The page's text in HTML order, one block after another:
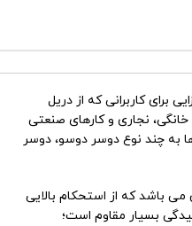
برای کاربرانی که از دریل
نجاری و کارهای صنعتی
چند نوع دوسر دوسو، دوسر
باشد که از استحکام بالایی
بسیار مقاوم است؛